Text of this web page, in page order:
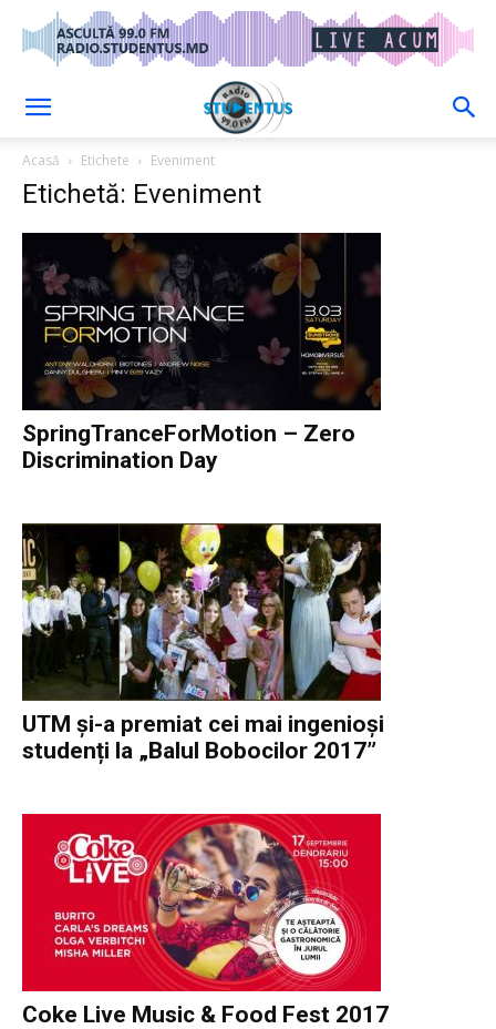
Acasă Etichete Eveniment
Etichetă: Eveniment
SpringTranceForMotion – Zero
Discrimination Day
UTM și-a premiat cei mai ingenioși
studenți la „Balul Bobocilor 2017”
Coke Live Music & Food Fest 2017